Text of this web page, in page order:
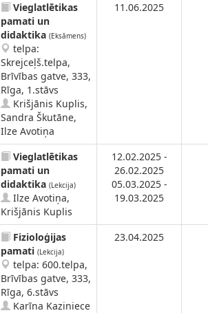
Vieglatlētikas
pamati un
didaktika (Eksāmens)
telpa:
Skrejceļš.telpa,
Brīvības gatve, 333,
Rīga, 1.stāvs
Krišjānis Kuplis,
Sandra Škutāne,
Ilze Avotiņa
11.06.2025
Vieglatlētikas
pamati un
didaktika (Lekcija)
Ilze Avotiņa,
Krišjānis Kuplis
12.02.2025 -
26.02.2025
05.03.2025 -
19.03.2025
Fizioloģijas
pamati (Lekcija)
telpa: 600.telpa,
Brīvības gatve, 333,
Rīga, 6.stāvs
Karīna Kaziniece
23.04.2025